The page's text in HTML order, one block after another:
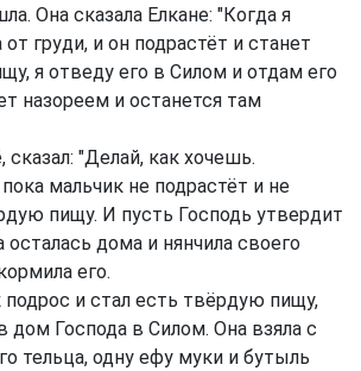
Она сказала Елкане: "Когда я
груди, и он подрастёт и станет
я отведу его в Силом и отдам его
назореем и останется там
сказал: "Делай, как хочешь.
мальчик не подрастёт и не
пищу. И пусть Господь утвердит
осталась дома и нянчила своего
его.
и стал есть твёрдую пищу,
дом Господа в Силом. Она взяла с
тельца, одну ефу муки и бутыль